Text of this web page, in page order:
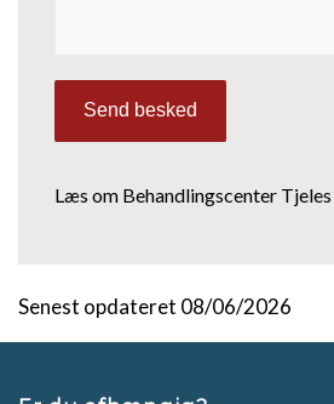
Læs om Behandlingscenter Tjeles
Senest opdateret 08/06/2026